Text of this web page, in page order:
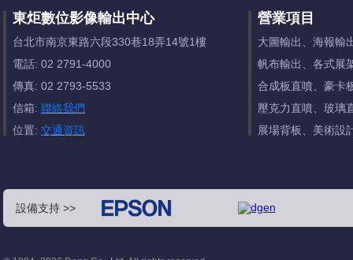
東炬數位影像輸出中心
台北市南京東路六段330巷18弄14號1樓
電話: 02 2791-4000
傳真: 02 2793-5533
信箱: 聯絡我們
位置: 交通資訊
營業項目
大圖輸出、海報輸
帆布輸出、各式展
合成板直噴、豪卡
壓克力直噴、玻璃
展場背板、美術設
設備支持 >>